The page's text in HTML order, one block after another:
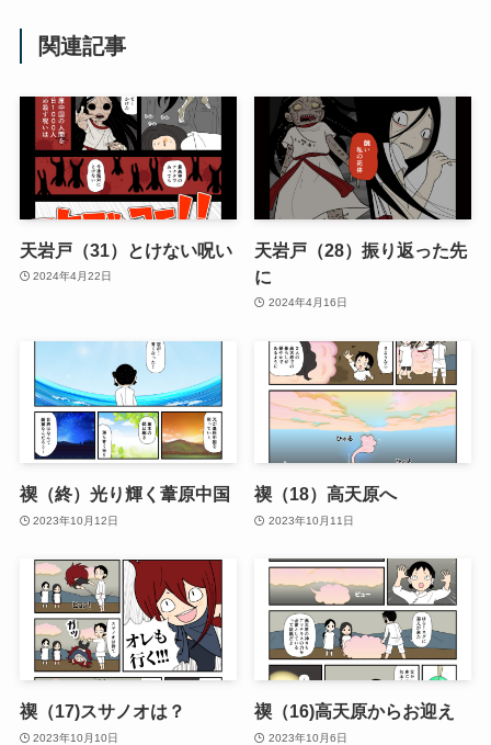
関連記事
天岩戸（31）とけない呪い
2024年4月22日
天岩戸（28）振り返った先
に
2024年4月16日
禊（終）光り輝く葦原中国
2023年10月12日
禊（18）高天原へ
2023年10月11日
禊（17)スサノオは？
2023年10月10日
禊（16)高天原からお迎え
2023年10月6日